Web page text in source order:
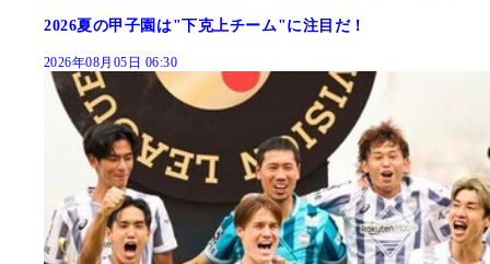
2026夏の甲子園は"下克上チーム"に注目だ！
2026年08月05日 06:30